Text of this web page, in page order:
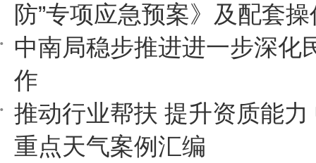
防”专项应急预案》及配套
中南局稳步推进进一步深化
作
推动行业帮扶 提升资质能力
重点天气案例汇编